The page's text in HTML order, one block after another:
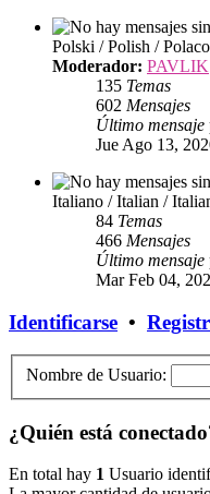
Polski / Polish / Polaco
Moderador: PAVLIK
135 Temas
602 Mensajes
Último mensaje
Jue Ago 13,
Italiano / Italian /
84 Temas
466 Mensajes
Último mensaje
Mar Feb 04,
Identificarse •
Nombre de Usuario:
¿Quién está
En total hay 1 Usuario